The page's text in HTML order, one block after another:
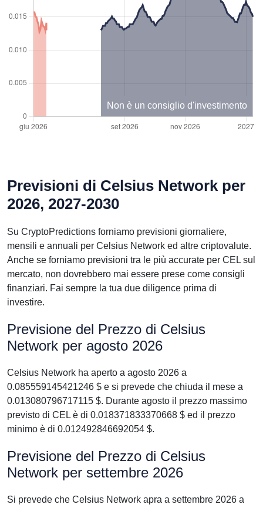
Non è un consiglio d'investimento
Previsioni di Celsius Network per
2026, 2027-2030
Su CryptoPredictions forniamo previsioni giornaliere,
mensili e annuali per Celsius Network ed altre criptovalute.
Anche se forniamo previsioni tra le più accurate per CEL sul
mercato, non dovrebbero mai essere prese come consigli
finanziari. Fai sempre la tua due diligence prima di
investire.
Previsione del Prezzo di Celsius
Network per agosto 2026
Celsius Network ha aperto a agosto 2026 a
0.085559145421246 $ e si prevede che chiuda il mese a
0.013080796717115 $. Durante agosto il prezzo massimo
previsto di CEL è di 0.018371833370668 $ ed il prezzo
minimo è di 0.012492846692054 $.
Previsione del Prezzo di Celsius
Network per settembre 2026
Si prevede che Celsius Network apra a settembre 2026 a